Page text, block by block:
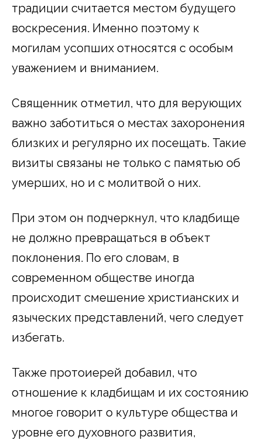
традиции считается местом будущего
воскресения. Именно поэтому к
могилам усопших относятся с особым
уважением и вниманием.
Священник отметил, что для верующих
важно заботиться о местах захоронения
близких и регулярно их посещать. Такие
визиты связаны не только с памятью об
умерших, но и с молитвой о них.
При этом он подчеркнул, что кладбище
не должно превращаться в объект
поклонения. По его словам, в
современном обществе иногда
происходит смешение христианских и
языческих представлений, чего следует
избегать.
Также протоиерей добавил, что
отношение к кладбищам и их состоянию
многое говорит о культуре общества и
уровне его духовного развития,